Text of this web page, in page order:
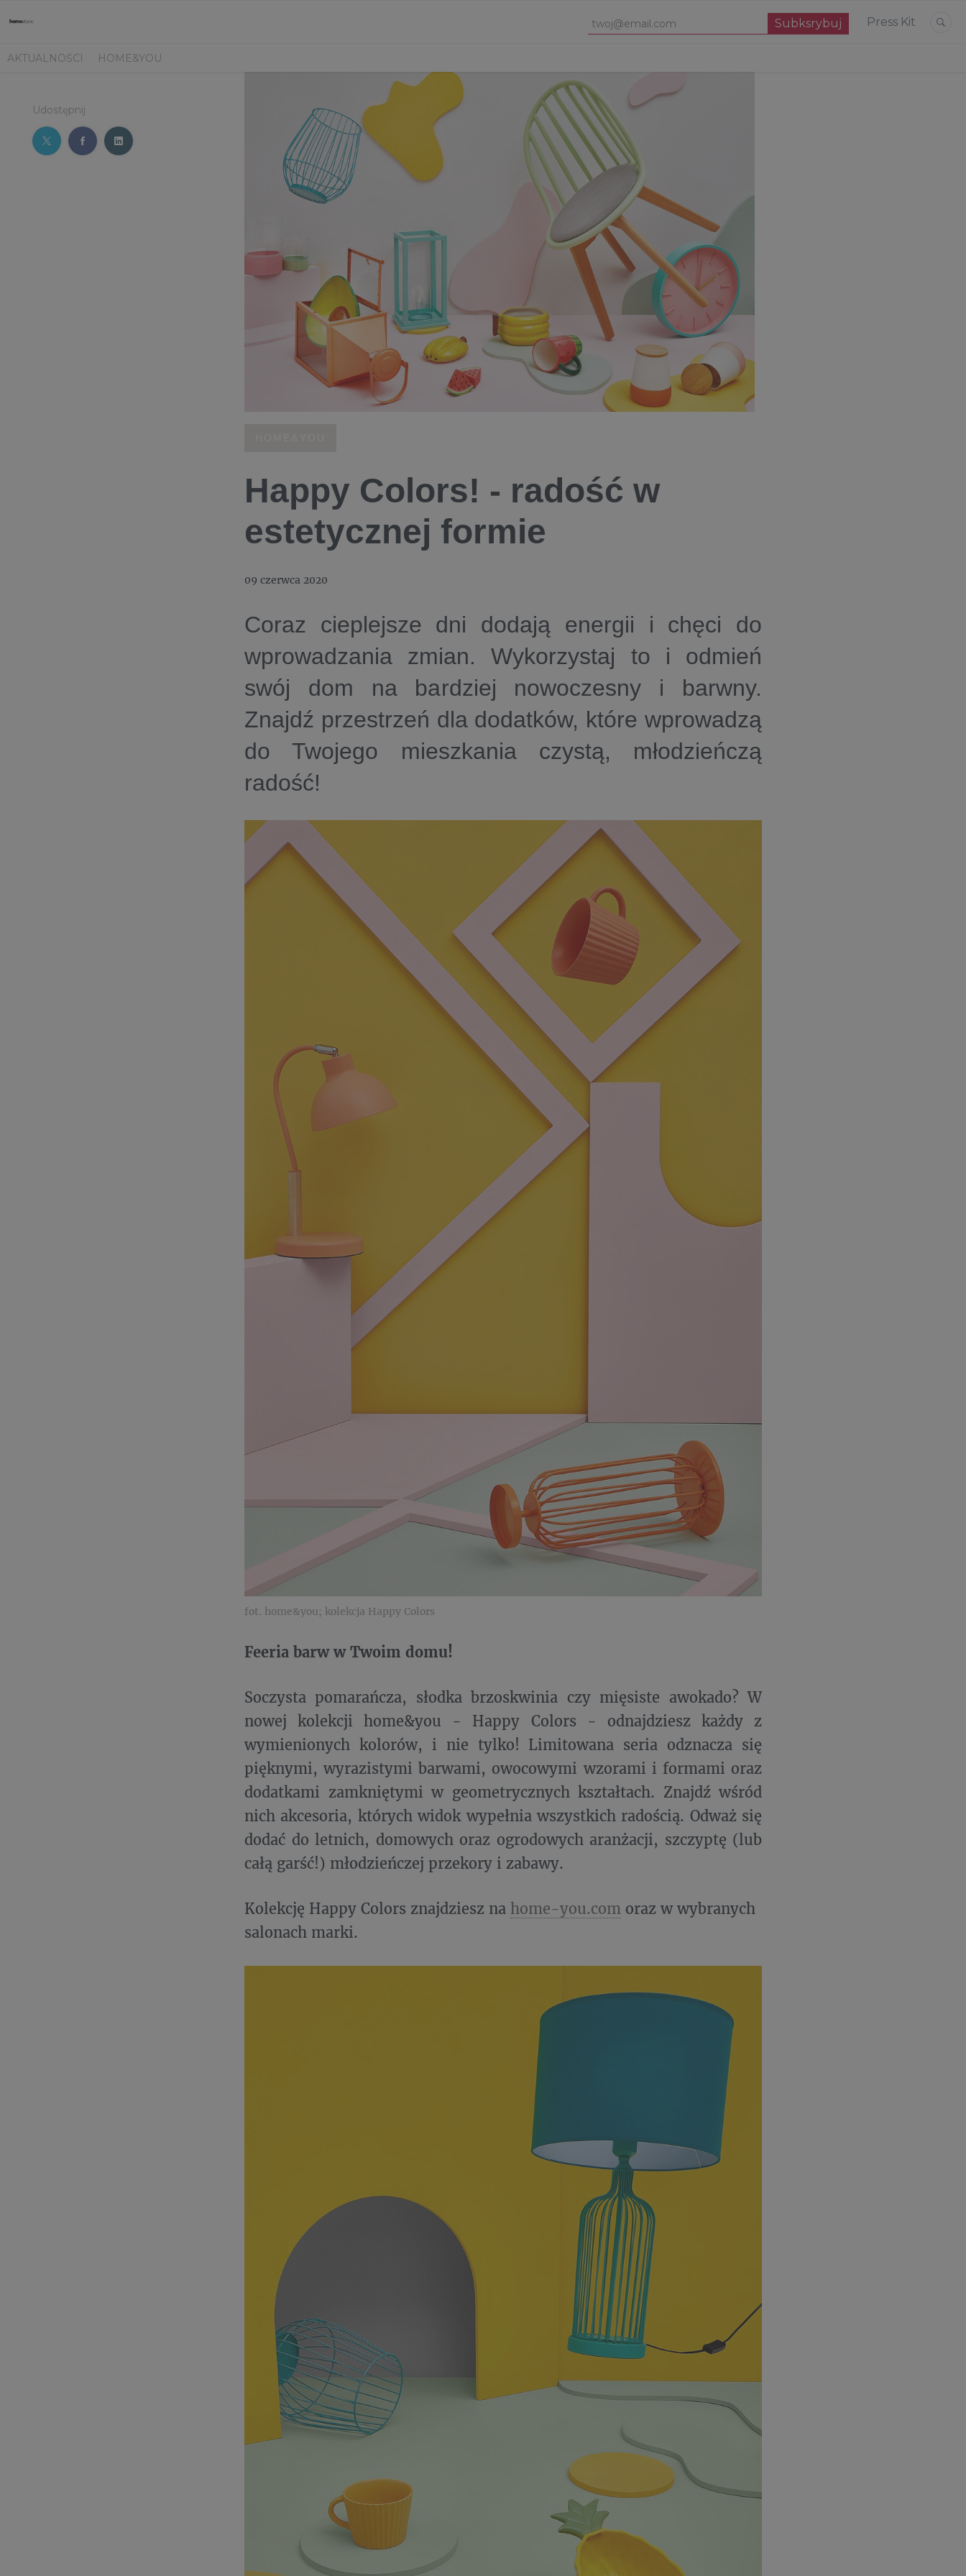
Press Kit
AKTUALNOŚCI HOME&YOU
Udostępnij
Happy Colors! - radość w
estetycznej formie
09 czerwca 2020
Coraz cieplejsze dni dodają energii i chęci do
wprowadzania zmian. Wykorzystaj to i odmień
swój dom na bardziej nowoczesny i barwny.
Znajdź przestrzeń dla dodatków, które wprowadzą
do Twojego mieszkania czystą, młodzieńczą
radość!
fot. home&you; kolekcja Happy Colors
Feeria barw w Twoim domu!
Soczysta pomarańcza, słodka brzoskwinia czy mięsiste awokado? W
nowej kolekcji home&you - Happy Colors - odnajdziesz każdy z
wymienionych kolorów, i nie tylko! Limitowana seria odznacza się
pięknymi, wyrazistymi barwami, owocowymi wzorami i formami oraz
dodatkami zamkniętymi w geometrycznych kształtach. Znajdź wśród
nich akcesoria, których widok wypełnia wszystkich radością. Odważ się
dodać do letnich, domowych oraz ogrodowych aranżacji, szczyptę (lub
całą garść!) młodzieńczej przekory i zabawy.
Kolekcję Happy Colors znajdziesz na home-you.com oraz w wybranych
salonach marki.